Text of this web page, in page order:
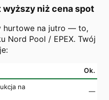
niż cena spot
hurtowe na jutro — to,
Nord Pool / EPEX. Twój
Ok.
na
—